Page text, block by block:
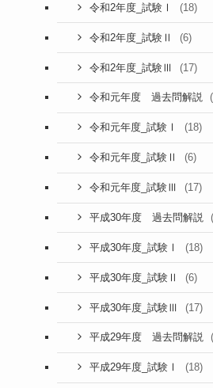
令和2年度_試験Ⅰ (18)
令和2年度_試験Ⅱ (6)
令和2年度_試験Ⅲ (17)
令和元年度 過去問解説
令和元年度_試験Ⅰ (18)
令和元年度_試験Ⅱ (6)
令和元年度_試験Ⅲ (17)
平成30年度 過去問解説
平成30年度_試験Ⅰ (18)
平成30年度_試験Ⅱ (6)
平成30年度_試験Ⅲ (17)
平成29年度 過去問解説
平成29年度_試験Ⅰ (18)